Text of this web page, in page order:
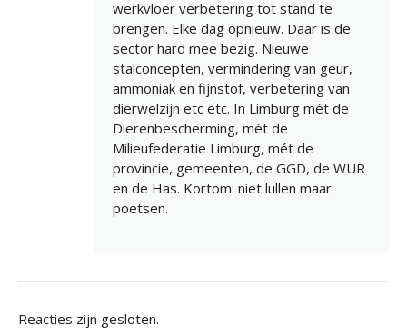
werkvloer verbetering tot stand te
brengen. Elke dag opnieuw. Daar is de
sector hard mee bezig. Nieuwe
stalconcepten, vermindering van geur,
ammoniak en fijnstof, verbetering van
dierwelzijn etc etc. In Limburg mét de
Dierenbescherming, mét de
Milieufederatie Limburg, mét de
provincie, gemeenten, de GGD, de WUR
en de Has. Kortom: niet lullen maar
poetsen.
Reacties zijn gesloten.